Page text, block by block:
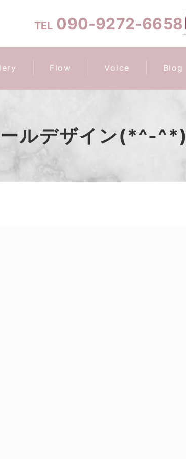
TEL 090-9272-6658
Flow Voice Blog
ールデザイン(*^-^*)